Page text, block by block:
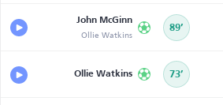
John McGinn
Ollie Watkins 89’
Ollie Watkins 73’